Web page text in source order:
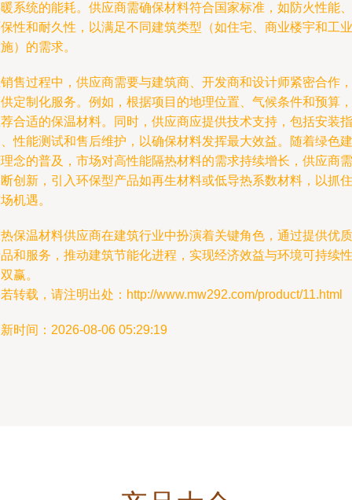
系统的能耗。供应商需确保材料符合国家标准，如防火性能、
性和耐久性，以满足不同建筑类型（如住宅、商业楼宇和工业
）的需求。
售过程中，供应商需要与建筑商、开发商和设计师紧密合作，
定制化服务。例如，根据项目的地理位置、气候条件和预算，
合适的保温材料。同时，供应商应提供技术支持，包括安装指
性能测试和售后维护，以确保材料发挥最大效益。随着绿色建
念的普及，市场对高性能隔热材料的需求持续增长，供应商需
创新，引入环保型产品如再生材料或低导热系数材料，以抓住
机遇。
保温材料供应商在建筑行业中扮演着关键角色，通过提供优质
和服务，推动建筑节能化进程，实现经济效益与环境可持续性
赢。
转载，请注明出处：http://www.mw292.com/product/11.html
时间：2026-08-06 05:29:19